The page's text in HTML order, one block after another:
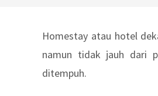
Homestay atau hotel
namun tidak jauh dari
ditempuh.